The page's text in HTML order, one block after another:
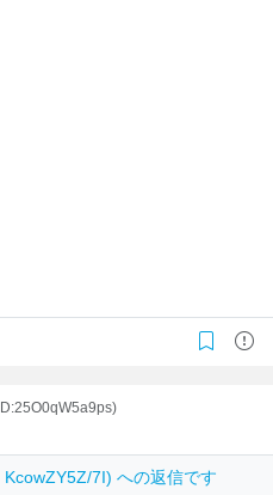
KcowZY5Z/7I) への返信です